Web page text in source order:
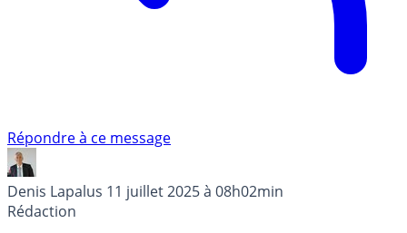
Répondre à ce message
Denis Lapalus 11 juillet 2025 à 08h02min
Rédaction